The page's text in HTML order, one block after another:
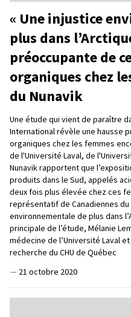
« Une injustice
plus dans
préoccupante de
organiques chez
du Nunavik
Une étude qui vient de paraître
International révèle une hausse
organiques chez les femmes
de l'Université Laval, de
Nunavik rapportent que
produits dans le Sud, appelés
deux fois plus élevée chez ces
représentatif de Canadiennes du
environnementale de plus dans
principale de l’étude, Mélanie
médecine de l’Université Laval
recherche du CHU de Québec
— 21 octobre 2020